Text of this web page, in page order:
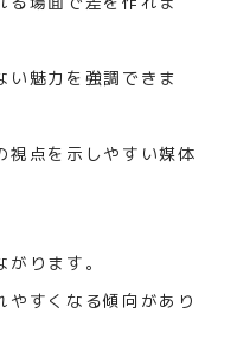
い魅力を強調できま
視点を示しやすい媒体
ります。
やすくなる傾向があり